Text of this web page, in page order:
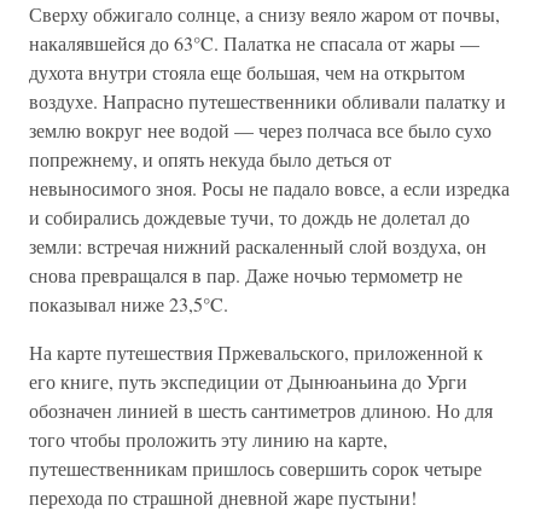
Сверху обжигало солнце, а снизу веяло жаром от почвы,
накалявшейся до 63°C. Палатка не спасала от жары —
духота внутри стояла еще большая, чем на открытом
воздухе. Напрасно путешественники обливали палатку и
землю вокруг нее водой — через полчаса все было сухо
попрежнему, и опять некуда было деться от
невыносимого зноя. Росы не падало вовсе, а если изредка
и собирались дождевые тучи, то дождь не долетал до
земли: встречая нижний раскаленный слой воздуха, он
снова превращался в пар. Даже ночью термометр не
показывал ниже 23,5°C.
На карте путешествия Пржевальского, приложенной к
его книге, путь экспедиции от Дынюаньина до Урги
обозначен линией в шесть сантиметров длиною. Но для
того чтобы проложить эту линию на карте,
путешественникам пришлось совершить сорок четыре
перехода по страшной дневной жаре пустыни!